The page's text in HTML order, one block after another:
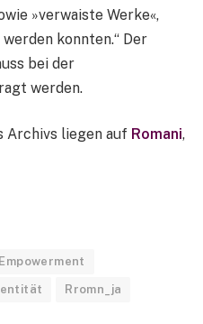
»verwaiste Werke«,
konnten.“ Der
bei der
werden.
Archivs liegen auf Romani,
Empowerment
Rromn_ja